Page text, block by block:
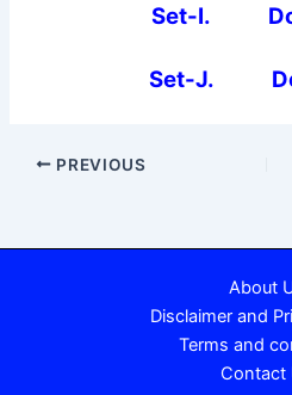
Set-I.
Set-J.
PREVIOUS
About
Disclaimer and
Terms and
Contact